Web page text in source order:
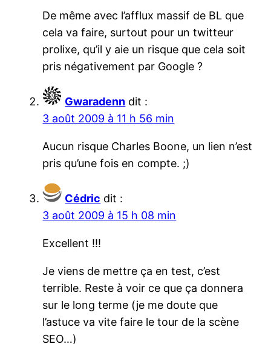
De même avec l’afflux massif de BL que
cela va faire, surtout pour un twitteur
prolixe, qu’il y aie un risque que cela soit
pris négativement par Google ?
Gwaradenn dit :
3 août 2009 à 11 h 56 min
Aucun risque Charles Boone, un lien n’est
pris qu’une fois en compte. ;)
Cédric dit :
3 août 2009 à 15 h 08 min
Excellent !!!
Je viens de mettre ça en test, c’est
terrible. Reste à voir ce que ça donnera
sur le long terme (je me doute que
l’astuce va vite faire le tour de la scène
SEO…)